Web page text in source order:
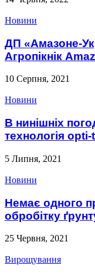
Новини
ДП «Амазоне-
Агропікнік
10 Серпня, 2021
Новини
В нинішніх
технологія opti-
5 Липня, 2021
Новини
Немає одного
обробітку
25 Червня, 2021
Вирощування